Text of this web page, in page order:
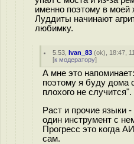
именно поэтому в моей
Луддиты начинают
любимку.
5.53 ,Ivan_83 (ok), 18:47,
[к модератору]
А мне это
поэтому я буду дома
плохого не случится".
Раст и прочие языки
один инструмент с
Прогресс это когда
сам.